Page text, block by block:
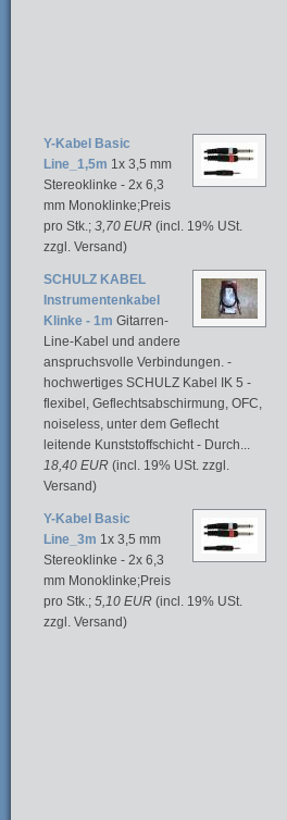
Y-Kabel Basic
Line_1,5m 1x 3,5 mm
Stereoklinke - 2x 6,3
mm Monoklinke;Preis
pro Stk.; 3,70 EUR (incl. 19% USt.
zzgl. Versand)
SCHULZ KABEL
Instrumentenkabel
Klinke - 1m Gitarren-
Line-Kabel und andere
anspruchsvolle Verbindungen. -
hochwertiges SCHULZ Kabel IK 5 -
flexibel, Geflechtsabschirmung, OFC,
noiseless, unter dem Geflecht
leitende Kunststoffschicht - Durch...
18,40 EUR (incl. 19% USt. zzgl.
Versand)
Y-Kabel Basic
Line_3m 1x 3,5 mm
Stereoklinke - 2x 6,3
mm Monoklinke;Preis
pro Stk.; 5,10 EUR (incl. 19% USt.
zzgl. Versand)